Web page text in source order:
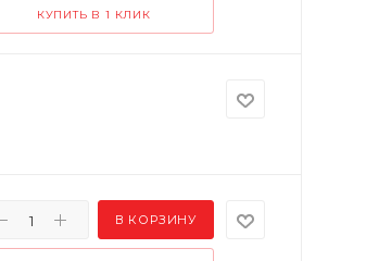
КУПИТЬ В 1 КЛИК
В КОРЗИНУ